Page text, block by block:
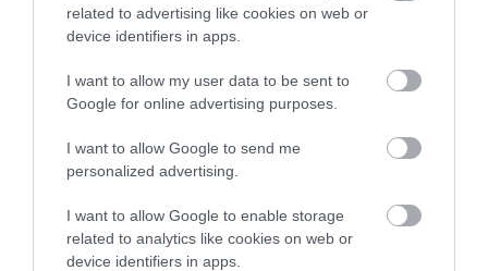
related to advertising like cookies on web or
device identifiers in apps.
I want to allow my user data to be sent to
Google for online advertising purposes.
I want to allow Google to send me
personalized advertising.
I want to allow Google to enable storage
related to analytics like cookies on web or
device identifiers in apps.